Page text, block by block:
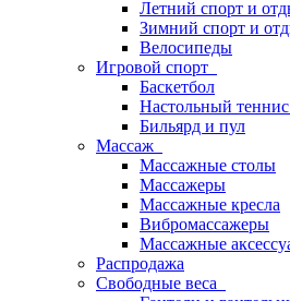
Летний спорт и
Зимний спорт и
Велосипеды
Игровой спорт
Баскетбол
Настольный
Бильярд и пул
Массаж
Массажные столы
Массажеры
Массажные кресла
Вибромассажеры
Массажные
Распродажа
Свободные веса